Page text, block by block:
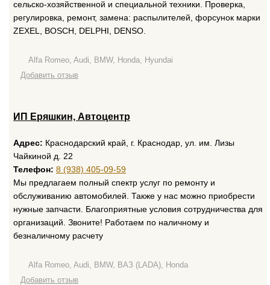
сельско-хозяйственной и специальной техники. Проверка,
регулировка, ремонт, замена: распылителей, форсунок марки
ZEXEL, BOSCH, DELPHI, DENSO.
Alfa Romeo, Audi, BMW, Honda, Hyundai
Добавить отзыв
ИП Еряшкин, Автоцентр
Адрес: Краснодарский край, г. Краснодар, ул. им. Лизы
Чайкиной д. 22
Телефон: 8 (938) 405-09-59
Мы предлагаем полный спектр услуг по ремонту и
обслуживанию автомобилей. Также у нас можно приобрести
нужные запчасти. Благоприятные условия сотрудничества для
организаций. Звоните! Работаем по наличному и
безналичному расчету
Alfa Romeo, Audi, BMW, ВАЗ (LADA), Honda
Добавить отзыв